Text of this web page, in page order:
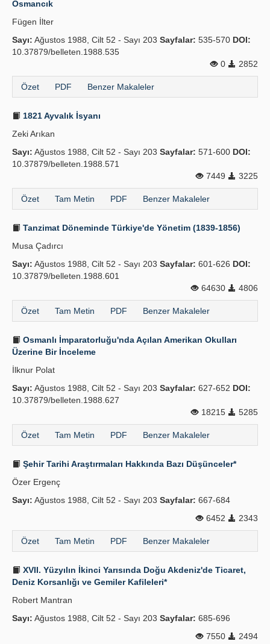
Yayın Politikaları
Kılavuzlar
Osmancık
Fügen İlter
Sayı: Ağustos 1988, Cilt 52 - Sayı 203 Sayfalar: 535-570 DOI:
10.37879/belleten.1988.535
0
2852
Özet PDF Benzer Makaleler
1821 Ayvalık İsyanı
Zeki Arıkan
Sayı: Ağustos 1988, Cilt 52 - Sayı 203 Sayfalar: 571-600 DOI:
10.37879/belleten.1988.571
7449
3225
Özet Tam Metin PDF Benzer Makaleler
Tanzimat Döneminde Türkiye'de Yönetim (1839-1856)
Musa Çadırcı
Sayı: Ağustos 1988, Cilt 52 - Sayı 203 Sayfalar: 601-626 DOI:
10.37879/belleten.1988.601
64630
4806
Özet Tam Metin PDF Benzer Makaleler
Osmanlı İmparatorluğu'nda Açılan Amerikan Okulları
Üzerine Bir İnceleme
İlknur Polat
Sayı: Ağustos 1988, Cilt 52 - Sayı 203 Sayfalar: 627-652 DOI:
10.37879/belleten.1988.627
18215
5285
Özet Tam Metin PDF Benzer Makaleler
Şehir Tarihi Araştırmaları Hakkında Bazı Düşünceler*
Özer Ergenç
Sayı: Ağustos 1988, Cilt 52 - Sayı 203 Sayfalar: 667-684
6452
2343
Özet Tam Metin PDF Benzer Makaleler
XVII. Yüzyılın İkinci Yarısında Doğu Akdeniz'de Ticaret,
Deniz Korsanlığı ve Gemiler Kafileleri*
Robert Mantran
Sayı: Ağustos 1988, Cilt 52 - Sayı 203 Sayfalar: 685-696
7550
2494